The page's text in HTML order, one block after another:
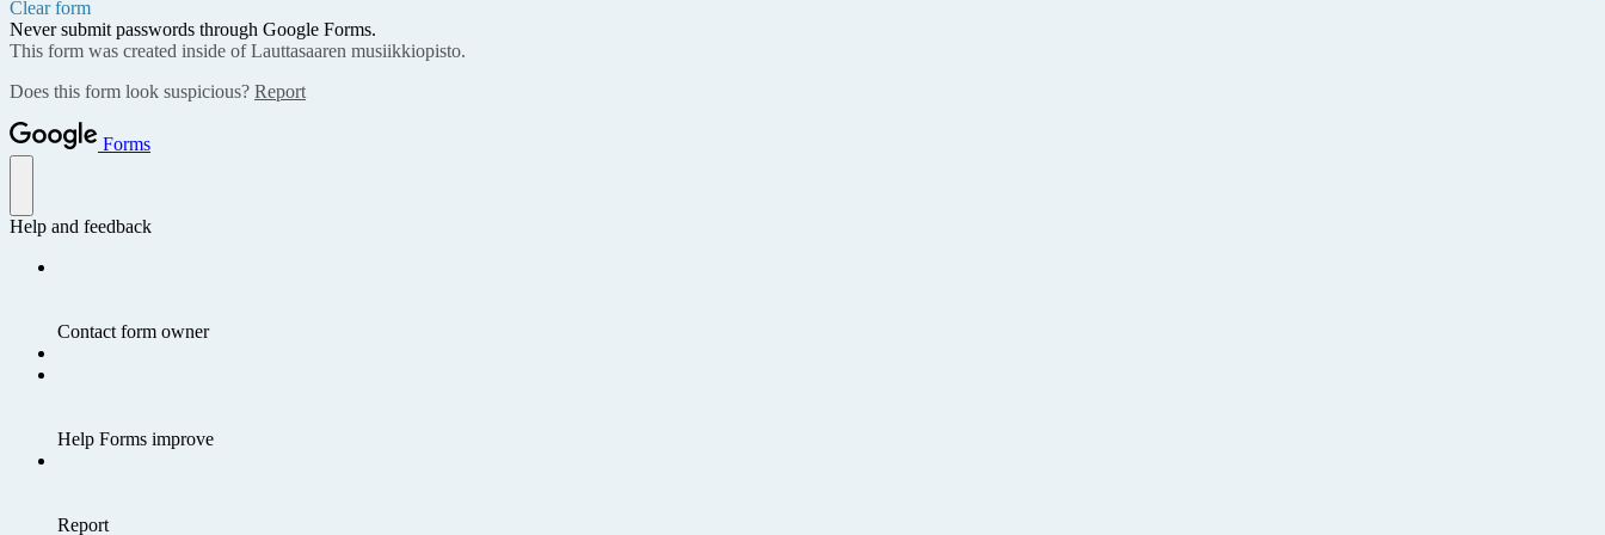
Clear form
Never submit passwords through Google Forms.
This form was created inside of Lauttasaaren musiikkiopisto.
Does this form look suspicious? Report
Forms
Help and feedback
Contact form owner
Help Forms improve
Report